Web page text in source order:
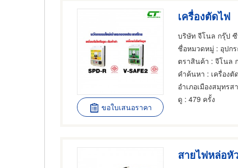
ขอใบเสนอราคา
เครื่องตัดไฟ
บริษัท จีโนล กรุ๊ป
ชื่อหมวดหมู่ : อุปก
ตราสินค้า : จีโนล
คำค้นหา : เครื่องตั
อำเภอเมืองสมุทรส
ดู : 479 ครั้ง
สายไฟหล่อหั